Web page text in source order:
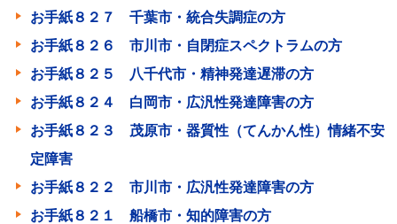
お手紙８２７ 千葉市・統合失調症の方
お手紙８２６ 市川市・自閉症スペクトラムの方
お手紙８２５ 八千代市・精神発達遅滞の方
お手紙８２４ 白岡市・広汎性発達障害の方
お手紙８２３ 茂原市・器質性（てんかん性）情緒不安
定障害
お手紙８２２ 市川市・広汎性発達障害の方
お手紙８２１ 船橋市・知的障害の方